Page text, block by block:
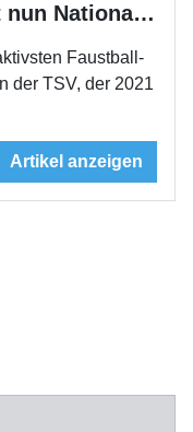
Faustball | Gärtringen ist nun Nationaler Stützpunkt
Faustball-
der TSV, der 2021
Artikel anzeigen